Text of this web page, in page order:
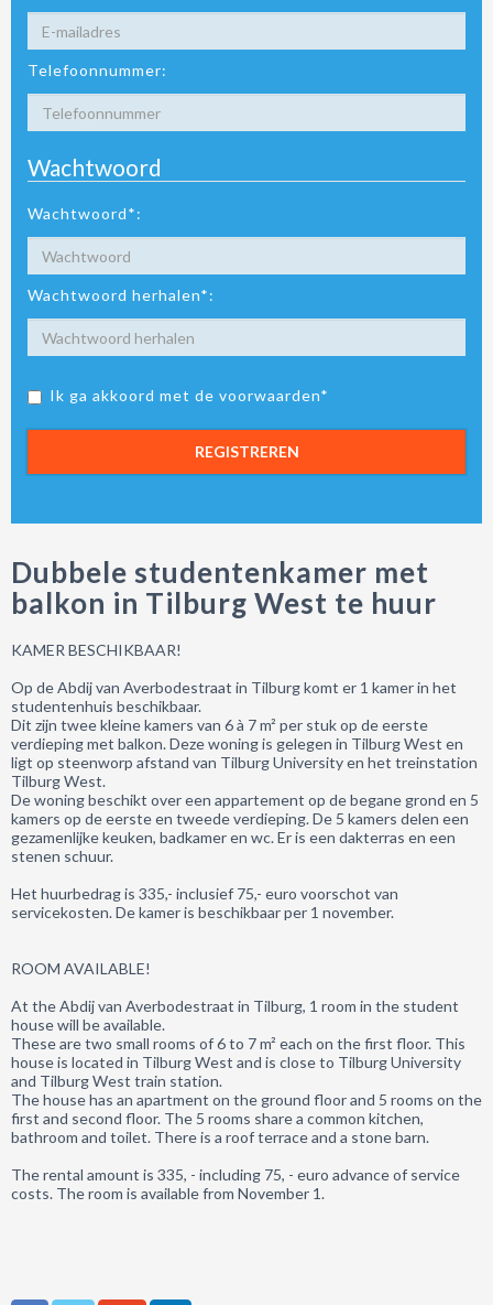
Telefoonnummer:
Wachtwoord
Wachtwoord*:
Wachtwoord herhalen*:
Ik ga akkoord met de voorwaarden*
REGISTREREN
Dubbele studentenkamer met
balkon in Tilburg West te huur
KAMER BESCHIKBAAR!
Op de Abdij van Averbodestraat in Tilburg komt er 1 kamer in het
studentenhuis beschikbaar.
Dit zijn twee kleine kamers van 6 à 7 m² per stuk op de eerste
verdieping met balkon. Deze woning is gelegen in Tilburg West en
ligt op steenworp afstand van Tilburg University en het treinstation
Tilburg West.
De woning beschikt over een appartement op de begane grond en 5
kamers op de eerste en tweede verdieping. De 5 kamers delen een
gezamenlijke keuken, badkamer en wc. Er is een dakterras en een
stenen schuur.
Het huurbedrag is 335,- inclusief 75,- euro voorschot van
servicekosten. De kamer is beschikbaar per 1 november.
ROOM AVAILABLE!
At the Abdij van Averbodestraat in Tilburg, 1 room in the student
house will be available.
These are two small rooms of 6 to 7 m² each on the first floor. This
house is located in Tilburg West and is close to Tilburg University
and Tilburg West train station.
The house has an apartment on the ground floor and 5 rooms on the
first and second floor. The 5 rooms share a common kitchen,
bathroom and toilet. There is a roof terrace and a stone barn.
The rental amount is 335, - including 75, - euro advance of service
costs. The room is available from November 1.